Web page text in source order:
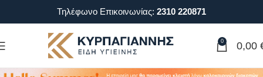
Τηλέφωνο Επικοινωνίας: 2310 220871
0 0,00